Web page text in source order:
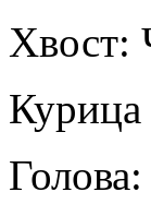
Хвост:
Курица